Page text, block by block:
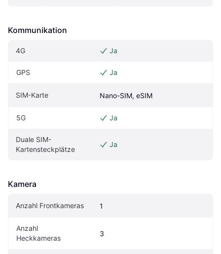
Kommunikation
4G Ja
GPS Ja
SIM-Karte Nano-SIM, eSIM
5G Ja
Duale SIM-
Kartensteckplätze
Ja
Kamera
Anzahl Frontkameras 1
Anzahl
Heckkameras
3